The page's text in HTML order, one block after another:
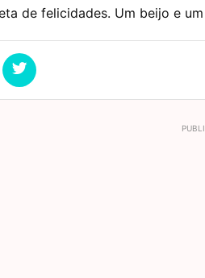
de felicidades. Um beijo e